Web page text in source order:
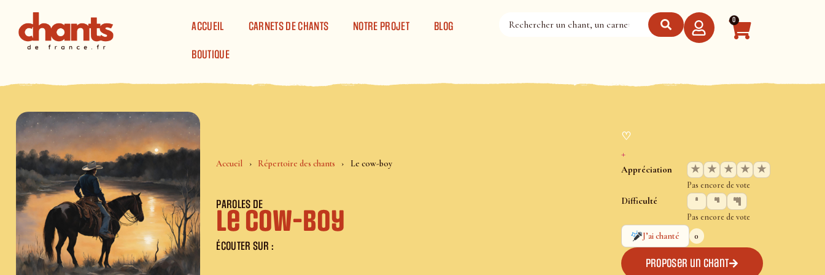
ACCUEIL
CARNETS DE CHANTS NOTRE PROJET BLOG
BOUTIQUE
0
Accueil Répertoire des chants Le cow-boy
PAROLES DE
Le cow-boy
ÉCOUTER SUR :
♡
+
Appréciation ★ ★ ★ ★ ★
Pas encore de vote
Difficulté
Pas encore de vote
J’ai chanté
0
Proposer un chant